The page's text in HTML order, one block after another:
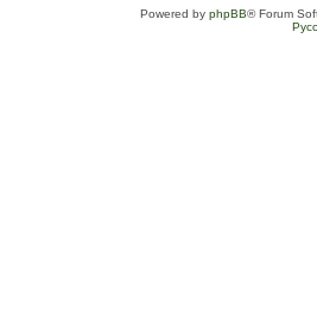
Powered by phpBB® Forum